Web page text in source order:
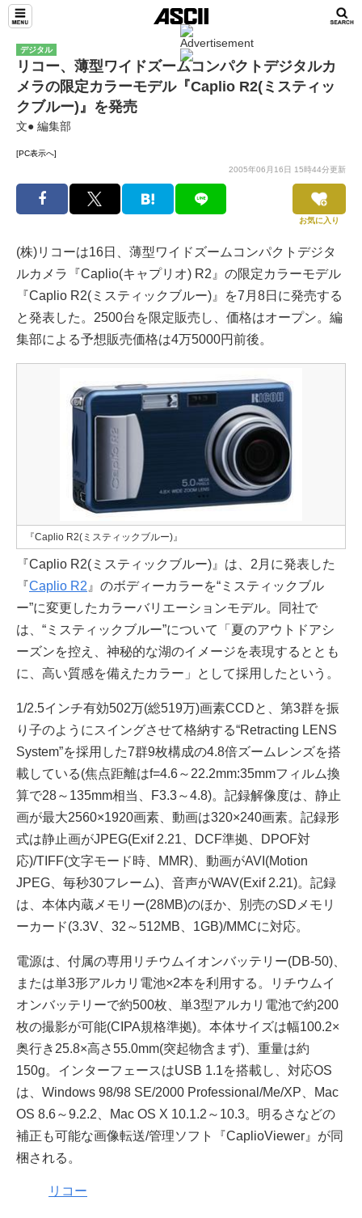
デジタル
リコー、薄型ワイドズームコンパクトデジタルカ
メラの限定カラーモデル『Caplio R2(ミスティッ
クブルー)』を発売
文● 編集部
[PC表示へ]
2005年06月16日 15時44分更新
お気に入り
(株)リコーは16日、薄型ワイドズームコンパクトデジタ
ルカメラ『Caplio(キャプリオ) R2』の限定カラーモデル
『Caplio R2(ミスティックブルー)』を7月8日に発売する
と発表した。2500台を限定販売し、価格はオープン。編
集部による予想販売価格は4万5000円前後。
『Caplio R2(ミスティックブルー)』
『Caplio R2(ミスティックブルー)』は、2月に発表した
『Caplio R2 』のボディーカラーを“ミスティックブル
ー”に変更したカラーバリエーションモデル。同社で
は、“ミスティックブルー”について「夏のアウトドアシ
ーズンを控え、神秘的な湖のイメージを表現するととも
に、高い質感を備えたカラー」として採用したという。
1/2.5インチ有効502万(総519万)画素CCDと、第3群を振
り子のようにスイングさせて格納する“Retracting LENS
System”を採用した7群9枚構成の4.8倍ズームレンズを搭
載している(焦点距離はf=4.6～22.2mm:35mmフィルム換
算で28～135mm相当、F3.3～4.8)。記録解像度は、静止
画が最大2560×1920画素、動画は320×240画素。記録形
式は静止画がJPEG(Exif 2.21、DCF準拠、DPOF対
応)/TIFF(文字モード時、MMR)、動画がAVI(Motion
JPEG、毎秒30フレーム)、音声がWAV(Exif 2.21)。記録
は、本体内蔵メモリー(28MB)のほか、別売のSDメモリ
ーカード(3.3V、32～512MB、1GB)/MMCに対応。
電源は、付属の専用リチウムイオンバッテリー(DB-50)、
または単3形アルカリ電池×2本を利用する。リチウムイ
オンバッテリーで約500枚、単3型アルカリ電池で約200
枚の撮影が可能(CIPA規格準拠)。本体サイズは幅100.2×
奥行き25.8×高さ55.0mm(突起物含まず)、重量は約
150g。インターフェースはUSB 1.1を搭載し、対応OS
は、Windows 98/98 SE/2000 Professional/Me/XP、Mac
OS 8.6～9.2.2、Mac OS X 10.1.2～10.3。明るさなどの
補正も可能な画像転送/管理ソフト『CaplioViewer』が同
梱される。
リコー